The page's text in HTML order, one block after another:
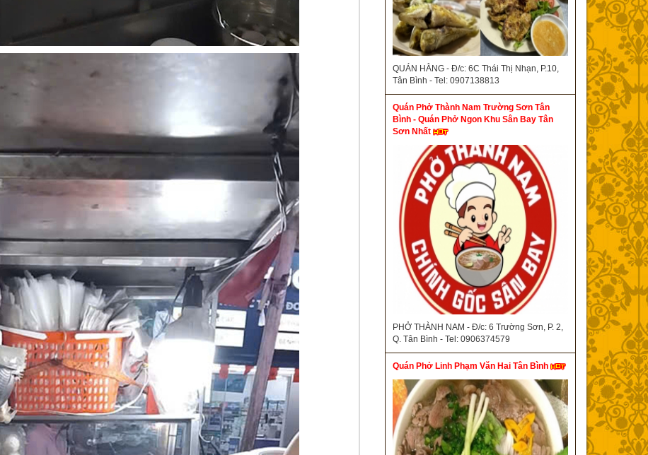
QUÁN HẰNG - Đ/c: 6C Thái Thị Nhạn, P.10,
Tân Bình - Tel: 0907138813
Quán Phở Thành Nam Trường Sơn Tân
Bình - Quán Phở Ngon Khu Sân Bay Tân
Sơn Nhất
PHỞ THÀNH NAM - Đ/c: 6 Trường Sơn, P. 2,
Q. Tân Bình - Tel: 0906374579
Quán Phở Linh Phạm Văn Hai Tân Bình